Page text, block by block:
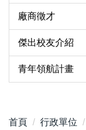
廠商徵才
傑出校友介紹
青年領航計畫
首頁 行政單位